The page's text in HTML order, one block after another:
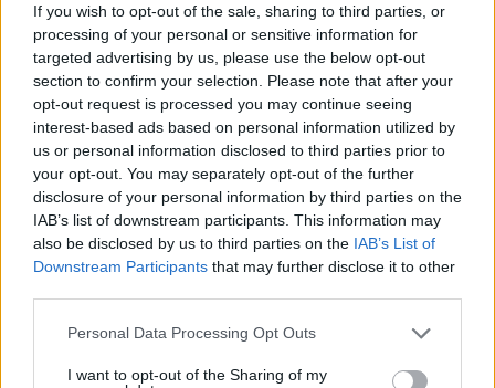
If you wish to opt-out of the sale, sharing to third parties, or
processing of your personal or sensitive information for
targeted advertising by us, please use the below opt-out
section to confirm your selection. Please note that after your
opt-out request is processed you may continue seeing
interest-based ads based on personal information utilized by
us or personal information disclosed to third parties prior to
your opt-out. You may separately opt-out of the further
disclosure of your personal information by third parties on the
IAB’s list of downstream participants. This information may
also be disclosed by us to third parties on the IAB’s List of
Downstream Participants that may further disclose it to other
Please note that this website/app uses one or more Google
not limited to your visit or usage behaviour. You may click to
Personal Data Processing Opt Outs
I want to opt-out of the Sharing of my
Πώς μια απλή ιδέα εξελίχθηκε σε κορυφαίο θεσμό
ρομποτικής στην Ελλάδα
04.08.2026, 11:20
Από μαθητής, φοιτητής σε άλλη πόλη!
Επαγγελματική Εκπαίδευση & Εξειδίκευση: Το Mοντέλο που
σε Bάζει στην Aγορά Eργασίας
26.07.2026, 09:54
ΡΟΗ ΕΙΔΗΣΕΩΝ